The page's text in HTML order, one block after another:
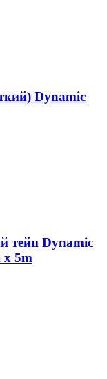
Dynamic
тейп Dynamic
x 5m